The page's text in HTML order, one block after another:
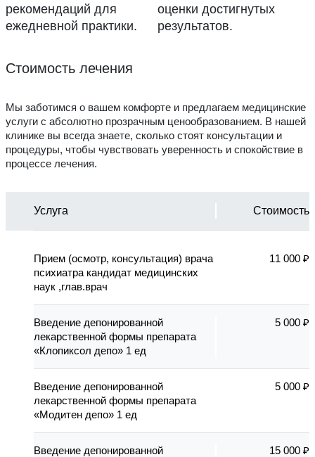
рекомендаций для
ежедневной практики.
оценки достигнутых
результатов.
Стоимость лечения
Мы заботимся о вашем комфорте и предлагаем медицинские
услуги с абсолютно прозрачным ценообразованием. В нашей
клинике вы всегда знаете, сколько стоят консультации и
процедуры, чтобы чувствовать уверенность и спокойствие в
процессе лечения.
Услуга Стоимость
Прием (осмотр, консультация) врача
психиатра кандидат медицинских
наук ,глав.врач
11 000 ₽
Введение депонированной
лекарственной формы препарата
«Клопиксол депо» 1 ед
5 000 ₽
Введение депонированной
лекарственной формы препарата
«Модитен депо» 1 ед
5 000 ₽
Введение депонированной
15 000 ₽